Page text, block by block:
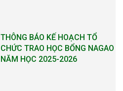
THÔNG BÁO KẾ HOẠCH TỔ
CHỨC TRAO HỌC BỔNG NAGAO
NĂM HỌC 2025-2026